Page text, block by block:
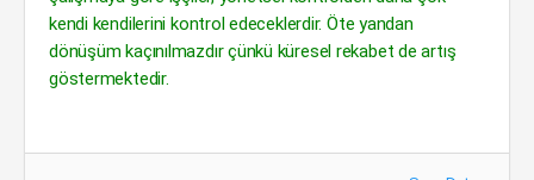
kendi kendilerini kontrol edeceklerdir. Öte yandan
dönüşüm kaçınılmazdır çünkü küresel rekabet de artış
göstermektedir.